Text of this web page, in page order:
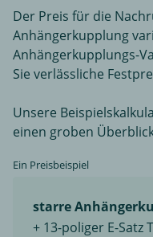
Der Preis für die
Anhängerkupplung
Anhängerkupplungs-
Sie verlässliche
Unsere
einen groben
Ein Preisbeispiel
starre
+ 13-poliger E-Satz